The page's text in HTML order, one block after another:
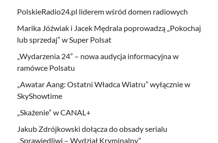
PolskieRadio24.pl liderem wśród domen radiowych
Marika Jóźwiak i Jacek Mędrala poprowadzą „Pokochaj
lub sprzedaj” w Super Polsat
„Wydarzenia 24” – nowa audycja informacyjna w
ramówce Polsatu
„Awatar Aang: Ostatni Władca Wiatru” wyłącznie w
SkyShowtime
„Skażenie” w CANAL+
Jakub Zdrójkowski dołącza do obsady serialu
„Sprawiedliwi – Wydział Kryminalny”